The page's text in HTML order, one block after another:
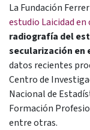
La Fundación
estudio Laicidad en
radiografía del
secularización en
datos recientes
Centro de
Nacional de
Formación
entre otras.